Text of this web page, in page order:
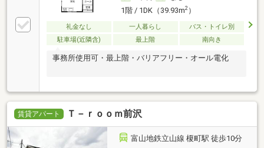
1階 / 1DK（39.93m2）
礼金なし 一人暮らし
バス・トイレ別
駐車場(近隣含)
最上階 南向き
事務所使用可・最上階・バリアフリー・オール電化
賃貸アパート Ｔ－ｒｏｏｍ前沢
富山地鉄立山線 榎町駅 徒歩10分